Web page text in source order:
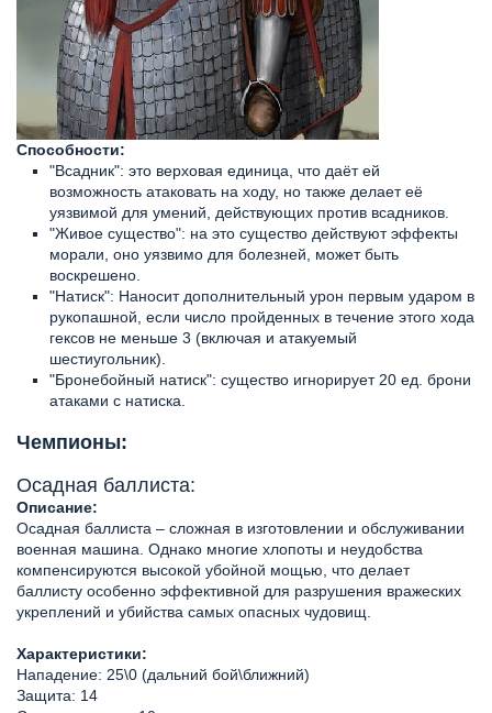
Способности:
"Всадник": это верховая единица, что даёт ей
возможность атаковать на ходу, но также делает её
уязвимой для умений, действующих против всадников.
"Живое существо": на это существо действуют эффекты
морали, оно уязвимо для болезней, может быть
воскрешено.
"Натиск": Наносит дополнительный урон первым ударом в
рукопашной, если число пройденных в течение этого хода
гексов не меньше 3 (включая и атакуемый
шестиугольник).
"Бронебойный натиск": существо игнорирует 20 ед. брони
атаками с натиска.
Чемпионы:
Осадная баллиста:
Описание:
Осадная баллиста – сложная в изготовлении и обслуживании
военная машина. Однако многие хлопоты и неудобства
компенсируются высокой убойной мощью, что делает
баллисту особенно эффективной для разрушения вражеских
укреплений и убийства самых опасных чудовищ.
Характеристики:
Нападение: 25\0 (дальний бой\ближний)
Защита: 14